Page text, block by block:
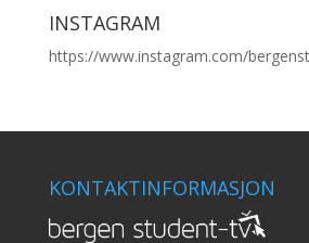
INSTAGRAM
https://www.instagram.com/
KONTAKTINFORMASJON